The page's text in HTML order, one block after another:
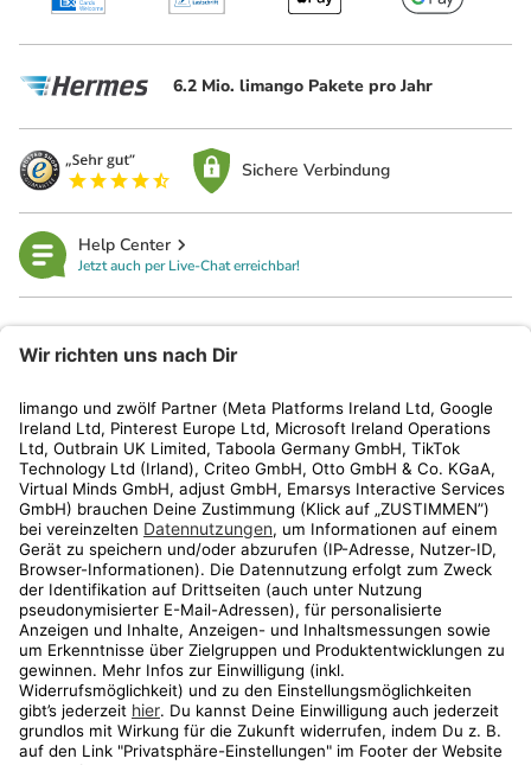
6.2 Mio. limango Pakete pro Jahr
Sichere Verbindung
Help Center
Jetzt auch per Live-Chat erreichbar!
Kundenservice
Shop
Aktionen
Travel